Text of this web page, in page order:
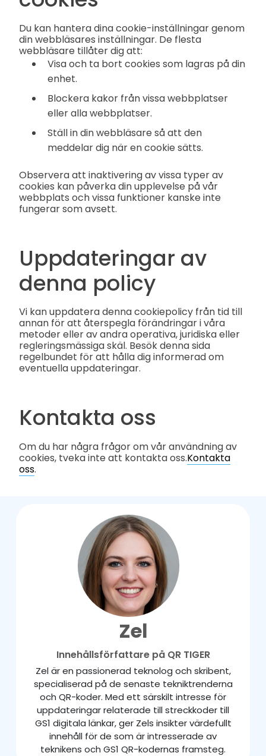
Du kan hantera dina cookie-inställningar genom
din webbläsares inställningar. De flesta
webbläsare tillåter dig att:
Visa och ta bort cookies som lagras på din
enhet.
Blockera kakor från vissa webbplatser
eller alla webbplatser.
Ställ in din webbläsare så att den
meddelar dig när en cookie sätts.
Observera att inaktivering av vissa typer av
cookies kan påverka din upplevelse på vår
webbplats och vissa funktioner kanske inte
fungerar som avsett.
Uppdateringar av
denna policy
Vi kan uppdatera denna cookiepolicy från tid till
annan för att återspegla förändringar i våra
metoder eller av andra operativa, juridiska eller
regleringsmässiga skäl. Besök denna sida
regelbundet för att hålla dig informerad om
eventuella uppdateringar.
Kontakta oss
Om du har några frågor om vår användning av
cookies, tveka inte att kontakta oss.Kontakta
oss.
Zel
Innehållsförfattare på QR TIGER
Zel är en passionerad teknolog och skribent,
specialiserad på de senaste tekniktrenderna
och QR-koder. Med ett särskilt intresse för
uppdateringar relaterade till streckkoder till
GS1 digitala länkar, ger Zels insikter värdefullt
innehåll för de som är intresserade av
teknikens och GS1 QR-kodernas framsteg.